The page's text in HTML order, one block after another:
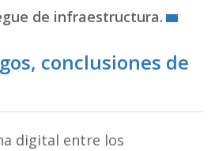
de infraestructura.
conclusiones de
digital entre los